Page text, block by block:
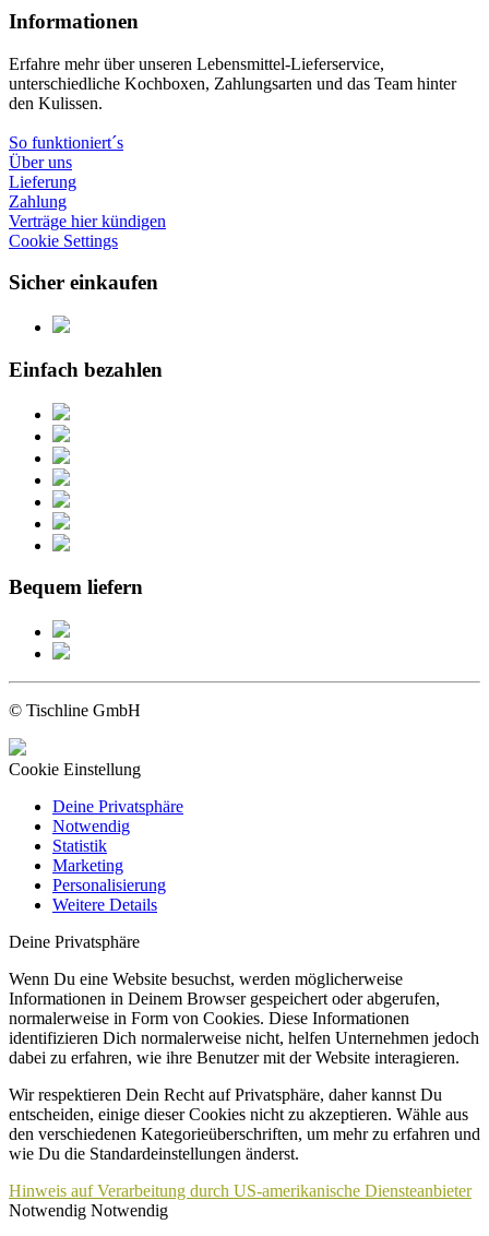
Informationen
Erfahre mehr über unseren Lebensmittel-Lieferservice,
unterschiedliche Kochboxen, Zahlungsarten und das Team hinter
den Kulissen.
So funktioniert´s
Über uns
Lieferung
Zahlung
Verträge hier kündigen
Cookie Settings
Sicher einkaufen
Einfach bezahlen
Bequem liefern
© Tischline GmbH
Cookie Einstellung
Deine Privatsphäre
Notwendig
Statistik
Marketing
Personalisierung
Weitere Details
Deine Privatsphäre
Wenn Du eine Website besuchst, werden möglicherweise
Informationen in Deinem Browser gespeichert oder abgerufen,
normalerweise in Form von Cookies. Diese Informationen
identifizieren Dich normalerweise nicht, helfen Unternehmen jedoch
dabei zu erfahren, wie ihre Benutzer mit der Website interagieren.
Wir respektieren Dein Recht auf Privatsphäre, daher kannst Du
entscheiden, einige dieser Cookies nicht zu akzeptieren. Wähle aus
den verschiedenen Kategorieüberschriften, um mehr zu erfahren und
wie Du die Standardeinstellungen änderst.
Hinweis auf Verarbeitung durch US-amerikanische Diensteanbieter
Notwendig Notwendig